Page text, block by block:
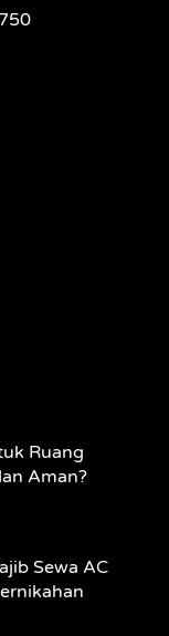
Ruang
Aman?
Sewa AC